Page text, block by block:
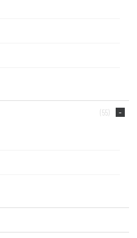
(55)